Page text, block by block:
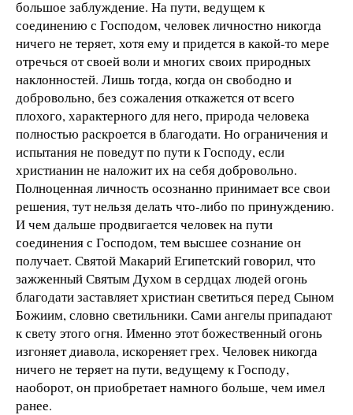
большое заблуждение. На пути, ведущем к
соединению с Господом, человек личностно никогда
ничего не теряет, хотя ему и придется в какой-то мере
отречься от своей воли и многих своих природных
наклонностей. Лишь тогда, когда он свободно и
добровольно, без сожаления откажется от всего
плохого, характерного для него, природа человека
полностью раскроется в благодати. Но ограничения и
испытания не поведут по пути к Господу, если
христианин не наложит их на себя добровольно.
Полноценная личность осознанно принимает все свои
решения, тут нельзя делать что-либо по принуждению.
И чем дальше продвигается человек на пути
соединения с Господом, тем высшее сознание он
получает. Святой Макарий Египетский говорил, что
зажженный Святым Духом в сердцах людей огонь
благодати заставляет христиан светиться перед Сыном
Божиим, словно светильники. Сами ангелы припадают
к свету этого огня. Именно этот божественный огонь
изгоняет диавола, искореняет грех. Человек никогда
ничего не теряет на пути, ведущему к Господу,
наоборот, он приобретает намного больше, чем имел
ранее.